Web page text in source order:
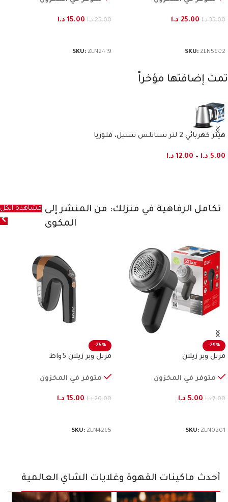
35.00 د.ا 25.00 د.ا
SKU: ZLN5602
25.00 د.ا 15.00 د.ا
SKU: ZLN2419
تمت إضافتها مؤخراً
هيتر كهربائي 2 لتر ستانلس ستيل، فلوريا
5.00 د.ا –
12.00 د.ا
تكامل الرفاهية في منزلك: من المنشر إلى
المكوى
مشاهدة الكل
-29%
مزيل وبر زيلان
متوفر في المخزون
7.00 د.ا 5.00 د.ا
SKU: ZLN0201
-25%
مزيل وبر زيلان 5 واط
متوفر في المخزون
20.00 د.ا 15.00 د.ا
SKU: ZLN4265
أحدث ماكينات القهوة وغلايات الشاي العالمية